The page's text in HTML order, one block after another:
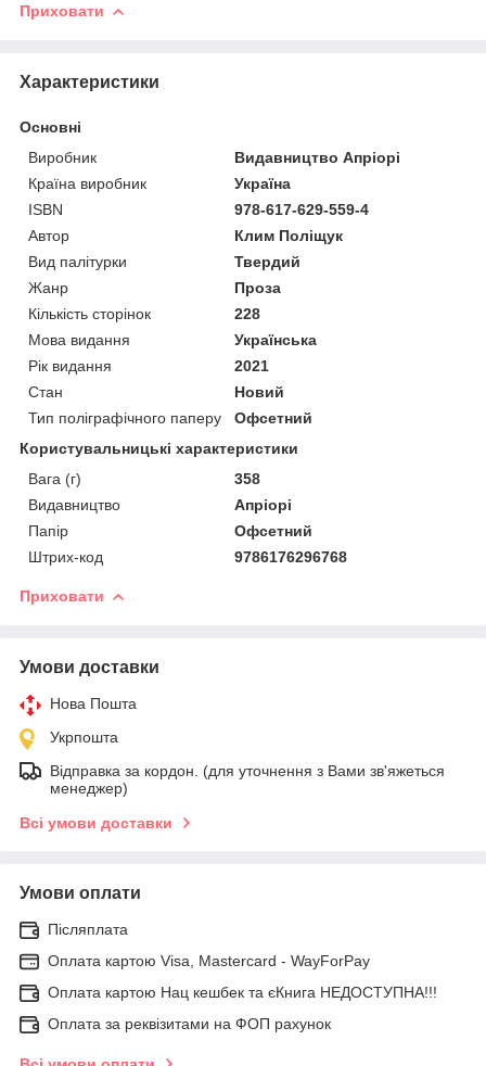
Приховати
Характеристики
Основні
Виробник
Видавництво Апріорі
Країна виробник
Україна
ISBN
978-617-629-559-4
Автор
Клим Поліщук
Вид палітурки
Твердий
Жанр
Проза
Кількість сторінок
228
Мова видання
Українська
Рік видання
2021
Стан
Новий
Тип поліграфічного паперу
Офсетний
Користувальницькі характеристики
Вага (г)
358
Видавництво
Апріорі
Папір
Офсетний
Штрих-код
9786176296768
Приховати
Умови доставки
Нова Пошта
Укрпошта
Відправка за кордон. (для уточнення з Вами зв'яжеться
менеджер)
Всі умови доставки
Умови оплати
Післяплата
Оплата картою Visa, Mastercard - WayForPay
Оплата картою Нац кешбек та єКнига НЕДОСТУПНА!!!
Оплата за реквізитами на ФОП рахунок